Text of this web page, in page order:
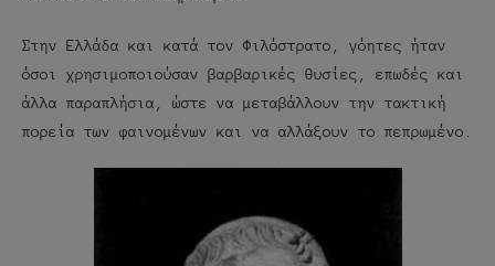
Στην Ελλάδα και κατά τον Φιλόστρατο, γόητες ήταν
όσοι χρησιμοποιούσαν βαρβαρικές θυσίες, επωδές και
άλλα παραπλήσια, ώστε να μεταβάλλουν την τακτική
πορεία των φαινομένων και να αλλάξουν το πεπρωμένο.